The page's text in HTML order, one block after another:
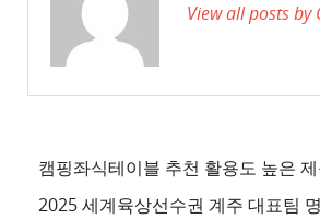
이
트
View all posts by
캠핑좌식테이블 추천 활용도 높은
2025 세계육상선수권 계주 대표팀